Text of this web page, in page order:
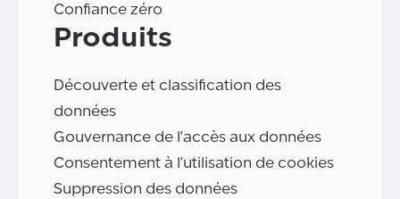
Confiance zéro
Produits
Découverte et classification des
données
Gouvernance de l'accès aux données
Consentement à l'utilisation de cookies
Suppression des données